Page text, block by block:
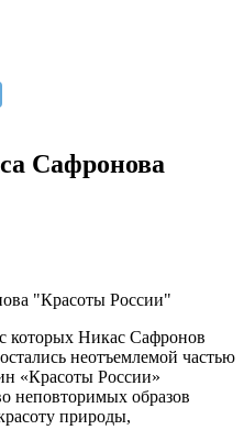
Сафронова
"Красоты России"
которых Никас Сафронов
неотъемлемой частью
«Красоты России»
неповторимых образов
природы,